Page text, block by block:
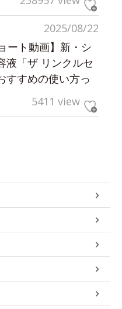
2025/08/22
ート動画】新・シ
液「ザ リンクルセ
すすめの使い方っ
5411 view